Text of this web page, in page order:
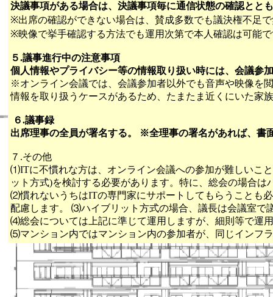
決議事項がある場合は、決議事項毎に通信状態の確認とと
※出席の確認ができない場合は、賛成多数でも議決権不足
※映像で挙手確認する方法でも運用次第で本人確認は可能
５.議事進行中の注意事項
個人情報やプライバシー等の情報取り扱い時には、会議参
※オンライン会議では、会議参加者以外でも音声や映像を
情報を取り扱うケースがあるため、たまたま近くにいた家
６.議事録
出席理事の全員が署名する。 ※全理事の署名があれば、書
７.その他
⑴ITに不慣れな方は、オンライン会議への参加が難しいこ
ット方式)を検討する必要があります。特に、総会の場合
⑵慣れないうちはITの専門家にサポートしてもらうことも
配慮します。 ⑶ハイブリット方式の場合、議長は会議室で
⑷総会については上記に準じて運用しますが、細則等で運
⑸マンション内ではマンション内の参加者が、同じインフ